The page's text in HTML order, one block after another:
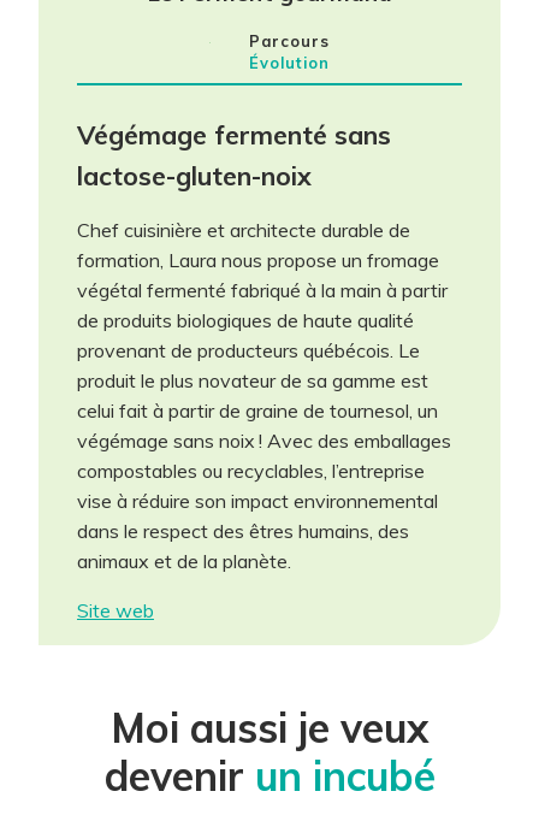
maintenant!
Les champs contenant un (*) sont
obligatoires.
Participant(s) *
Projet *
Téléphone *
Parcours
Évolution
Végémage fermenté sans
lactose-gluten-noix
Chef cuisinière et architecte durable de
formation, Laura nous propose un fromage
végétal fermenté fabriqué à la main à partir
de produits biologiques de haute qualité
provenant de producteurs québécois. Le
produit le plus novateur de sa gamme est
celui fait à partir de graine de tournesol, un
végémage sans noix ! Avec des emballages
compostables ou recyclables, l’entreprise
vise à réduire son impact environnemental
dans le respect des êtres humains, des
animaux et de la planète.
Site web
Moi aussi je veux
devenir un incubé